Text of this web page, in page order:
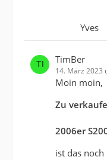
Yves
TimBer
14. März 2023
Moin moin,
Zu
2006er
ist das noch